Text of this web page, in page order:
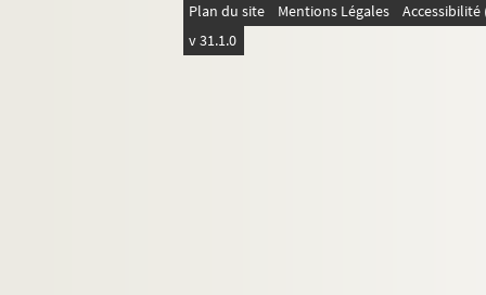
Ms 4.14. Zeitungen von Leon Hüffel
Ms 4.15. Cahier de Doléances der Gemeinde
Plan du site Mentions Légales
v 31.1.0